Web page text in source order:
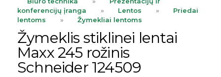
konferencijų įranga
» Lentos »
Priedai
lentoms
» Žymekliai lentoms
Žymeklis stiklinei lentai
Maxx 245 rožinis
Schneider 124509